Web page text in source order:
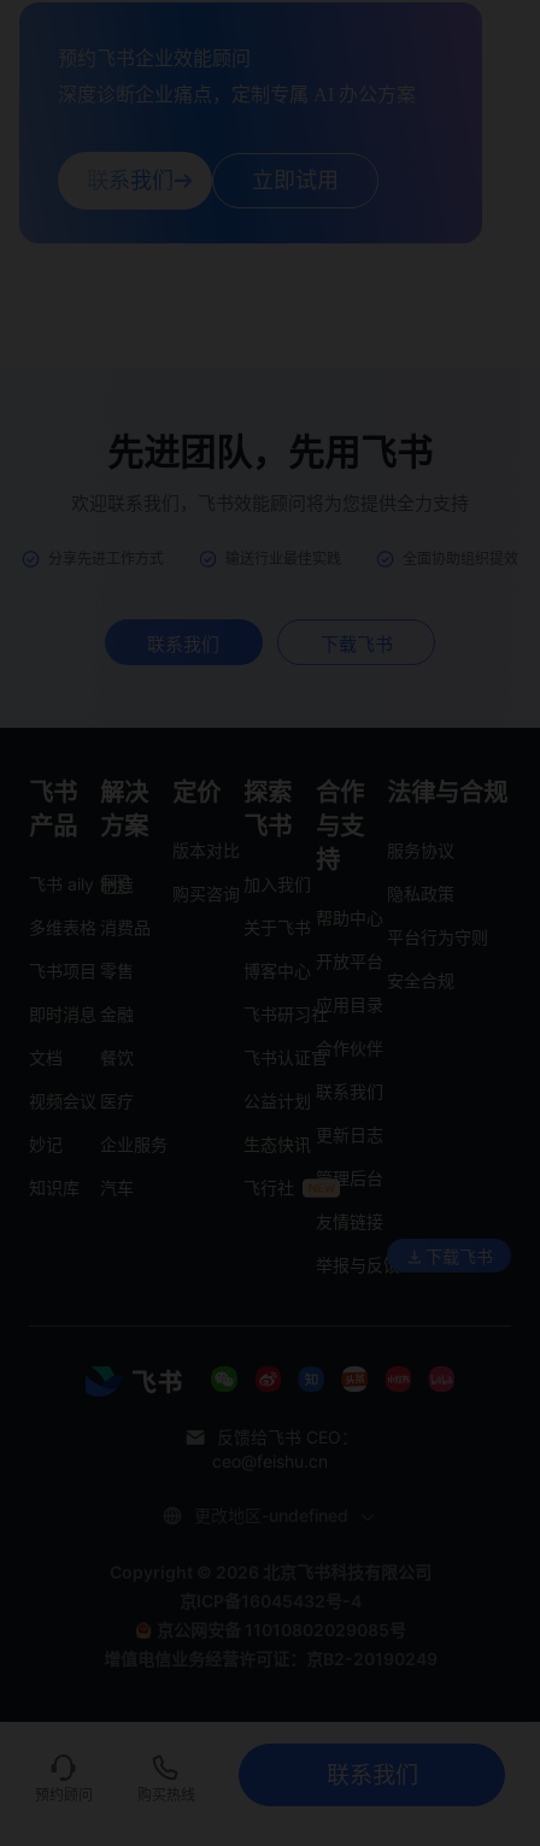
预约飞书企业效能顾问
深度诊断企业痛点，定制专属 AI 办公方案
联系我们 立即试用
先进团队，先用飞书
联系我们 下载飞书
飞书
产品
飞书 aily
多维表格
飞书项目
即时消息
文档
视频会议
妙记
知识库
解决
方案
制造
消费品
零售
金融
餐饮
医疗
企业服务
汽车
定价
版本对比
购买咨询
探索
飞书
加入我们
关于飞书
博客中心
飞书研习社
飞书认证官
公益计划
生态快讯
飞行社
合作
与支
持
帮助中心
开放平台
应用目录
合作伙伴
联系我们
更新日志
管理后台
友情链接
举报与反馈
法律与合规
服务协议
隐私政策
平台行为守则
安全合规
下载飞书
反馈给飞书 CEO：
ceo@feishu.cn
联系我们
预约顾问 购买热线
联系我们